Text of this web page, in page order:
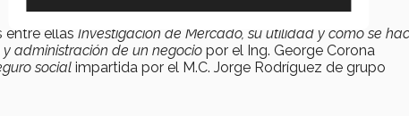
entre ellas Investigación de Mercado, su utilidad y cómo se
administración de un negocio por el Ing. George Corona
social impartida por el M.C. Jorge Rodríguez de grupo